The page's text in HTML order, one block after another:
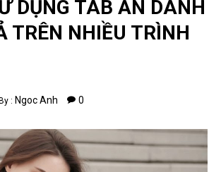
TRÊN NHIỀU TRÌNH
By : Ngoc Anh 0